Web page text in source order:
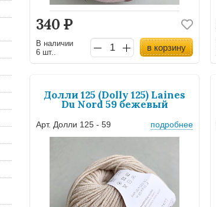
340 Р
В наличии
6 шт..
в корзину
Долли 125 (Dolly 125) Laines
Du Nord 59 бежевый
Арт. Долли 125 - 59 подробнее